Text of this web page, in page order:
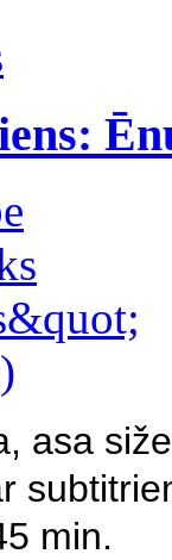
asa
min.